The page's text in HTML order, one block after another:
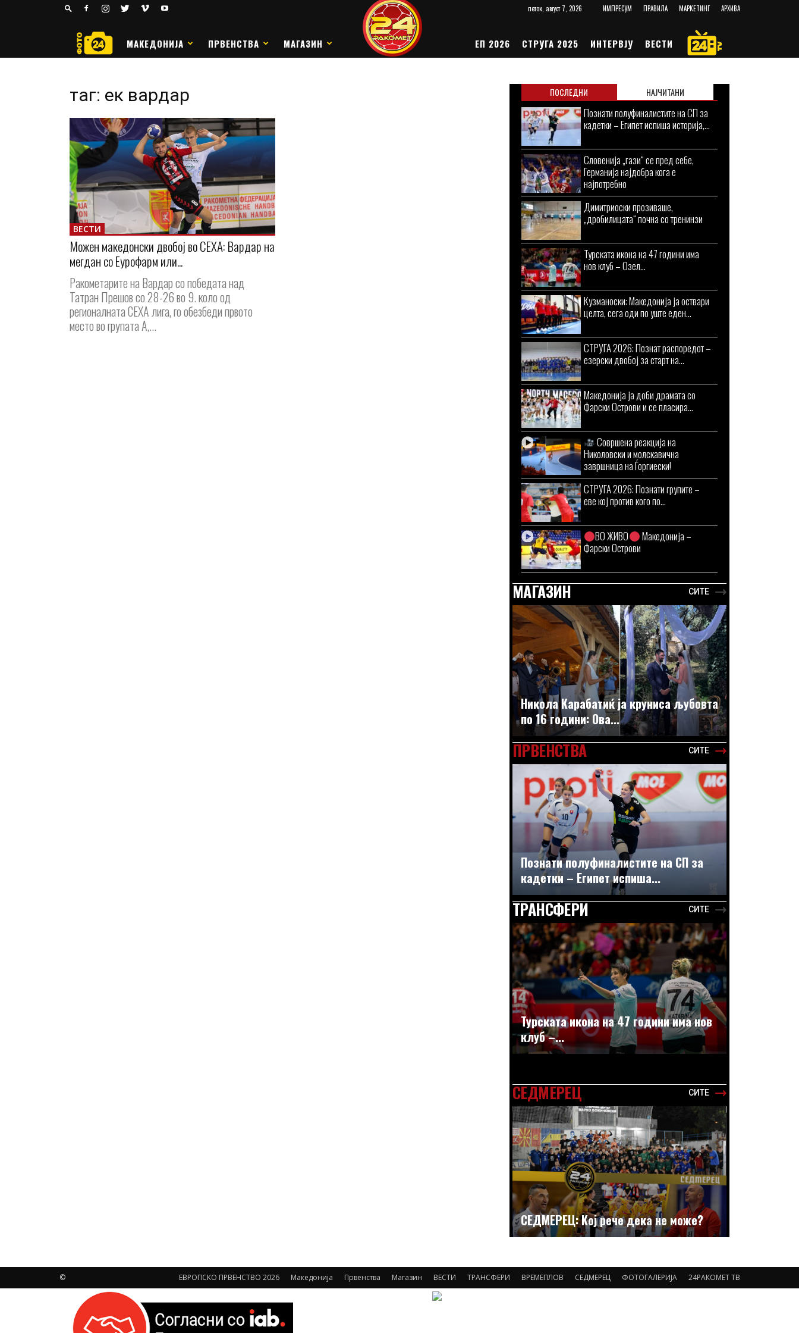
петок, август 7, 2026 ИМПРЕСУМ ПРАВИЛА МАРКЕТИНГ АРХИВА
РАКОМЕТ
МАКЕДОНИЈА ПРВЕНСТВА МАГАЗИН ЕП 2026 СТРУГА 2025 ИНТЕРВЈУ ВЕСТИ
таг: ек вардар
ВЕСТИ
Можен македонски двобој во СЕХА: Вардар на
мегдан со Еурофарм или...
Ракометарите на Вардар со победата над
Татран Прешов со 28-26 во 9. коло од
регионалната СЕХА лига, го обезбеди првото
место во групата А,...
ПОСЛЕДНИ НАЈЧИТАНИ
Познати полуфиналистите на СП за
кадетки – Египет испиша историја,...
Словенија „гази“ се пред себе,
Германија најдобра кога е
најпотребно
Димитриоски прозиваше,
„дробилицата“ почна со тренинзи
Турската икона на 47 години има
нов клуб – Озел...
Кузманоски: Македонија ја оствари
целта, сега оди по уште еден...
СТРУГА 2026: Познат распоредот –
езерски двобој за старт на...
Македонија ја доби драмата со
Фарски Острови и се пласира...
Совршена реакција на
Николовски и молскавична
завршница на Ѓоргиески!
СТРУГА 2026: Познати групите –
еве кој против кого по...
ВО ЖИВО
Македонија –
Фарски Острови
МАГАЗИН СИТЕ
Никола Карабатиќ ја круниса љубовта
по 16 години: Ова...
ПРВЕНСТВА СИТЕ
Познати полуфиналистите на СП за
кадетки – Египет испиша...
ТРАНСФЕРИ СИТЕ
Турската икона на 47 години има нов
клуб –...
СЕДМЕРЕЦ СИТЕ
СЕДМЕРЕЦ: Кој рече дека не може?
ЕВРОПСКО ПРВЕНСТВО 2026 Македонија Првенства Магазин ВЕСТИ ТРАНСФЕРИ ВРЕМЕПЛОВ СЕДМЕРЕЦ ФОТОГАЛЕРИЈА 24РАКОМЕТ ТВ
©